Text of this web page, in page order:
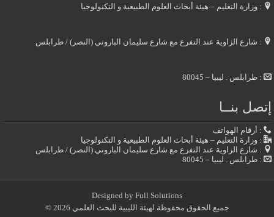
: وزارة التعليم – هيئة أبحاث العلوم الطبيعية و التكنولوجيا
: شارع الزاوية عند التفرع مع شارع سليمان الباروني (النصر) / طرابلس
: طرابلس . ليبيا – 80045
إتصل بنــا
: أرقام الهواتف
: وزارة التعليم – هيئة أبحاث العلوم الطبيعية و التكنولوجيا
: شارع الزاوية عند التفرع مع شارع سليمان الباروني (النصر) / طرابلس
: طرابلس . ليبيا – 80045
Designed by Full Solutions
جميع الحقوق محفوظة لهيئة الليبية للبحث العلمي 2026 ©